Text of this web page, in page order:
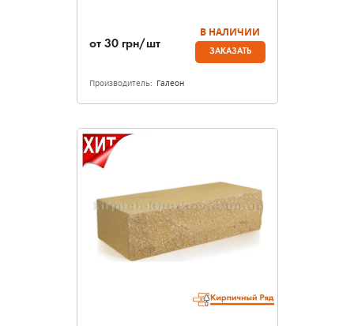
от 30 грн/шт
В НАЛИЧИИ
ЗАКАЗАТЬ
Производитель: Галеон